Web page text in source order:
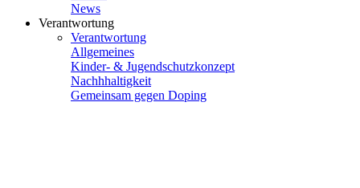
News
Verantwortung
Verantwortung
Allgemeines
Kinder- & Jugendschutzkonzept
Nachhhaltigkeit
Gemeinsam gegen Doping